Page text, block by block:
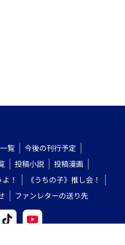
覧
今後の刊行予定
投稿小説
投稿漫画
！
《うちの子》推し会！
ファンレターの送り先